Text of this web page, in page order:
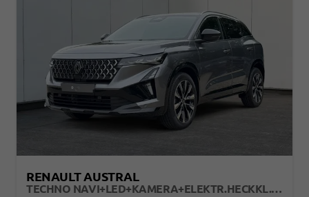
RENAULT AUSTRAL
TECHNO NAVI+LED+KAMERA+ELEKTR.HECKKL.+19"LM